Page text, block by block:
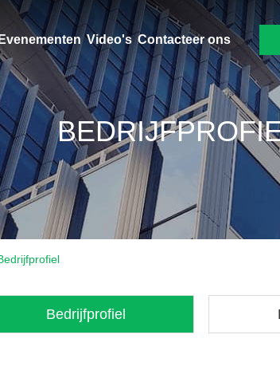
Video's Contacteer ons
Bedrijfprofiel